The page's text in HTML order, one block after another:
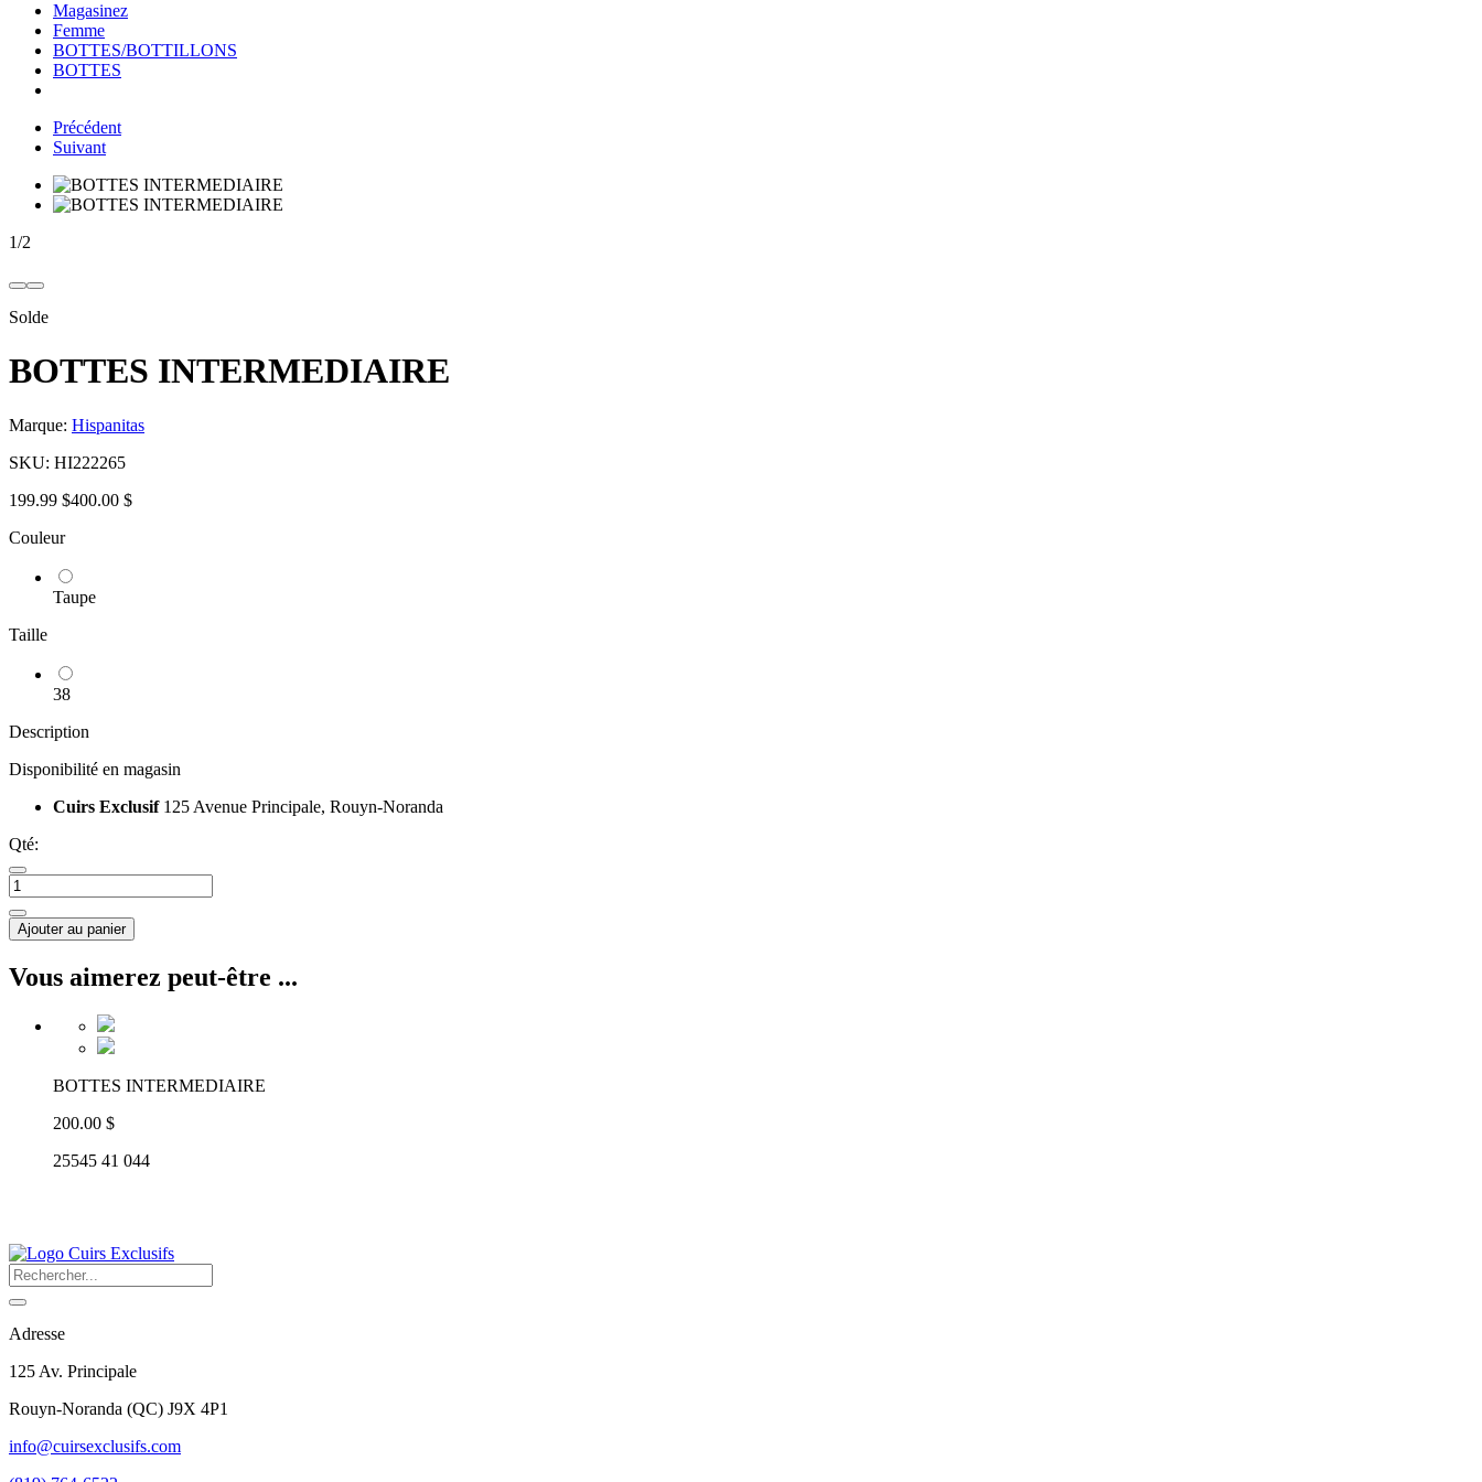
Magasinez
Femme
BOTTES/BOTTILLONS
BOTTES
Précédent
Suivant
1/2
Solde
BOTTES INTERMEDIAIRE
Marque: Hispanitas
SKU: HI222265
199.99 $400.00 $
Couleur
Taupe
Taille
38
Description
Disponibilité en magasin
Cuirs Exclusif 125 Avenue Principale, Rouyn-Noranda
Qté:
Ajouter au panier
Vous aimerez peut-être ...
BOTTES INTERMEDIAIRE
200.00 $
25545 41 044
Adresse
125 Av. Principale
Rouyn-Noranda (QC) J9X 4P1
info@cuirsexclusifs.com